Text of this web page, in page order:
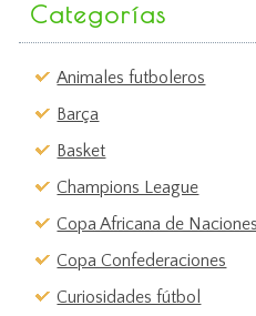
Categorías
Animales futboleros
Barça
Basket
Champions League
Copa Africana de Naciones
Copa Confederaciones
Curiosidades fútbol